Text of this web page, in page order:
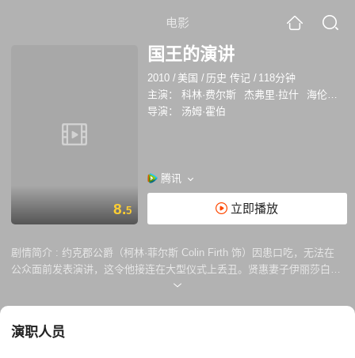
电影
8.5
国王的演讲
2010 / 美国 / 历史 传记 / 118分钟
主演：
科林·费尔斯 杰弗里·拉什
海伦娜·伯翰·卡特
导演：
汤姆·霍伯
腾讯
立即播放
剧情简介 : 约克郡公爵（柯林·菲尔斯 Colin Firth 饰）因患口吃，无法在
公众面前发表演讲，这令他接连在大型仪式上丢丑。贤惠妻子伊丽莎白
（海伦娜·邦汉·卡特 Helena Bonham Carter 饰）为了帮助丈夫，到处寻访
式与众不同。虽然公爵对罗格稀奇古怪的招法并不感兴趣，首次诊疗也不
演职人员